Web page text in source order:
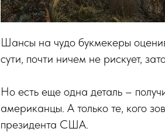
Шансы на чудо букмекеры
сути, почти ничем не рискует,
Но есть еще одна деталь –
американцы. А только те, кого
президента США.